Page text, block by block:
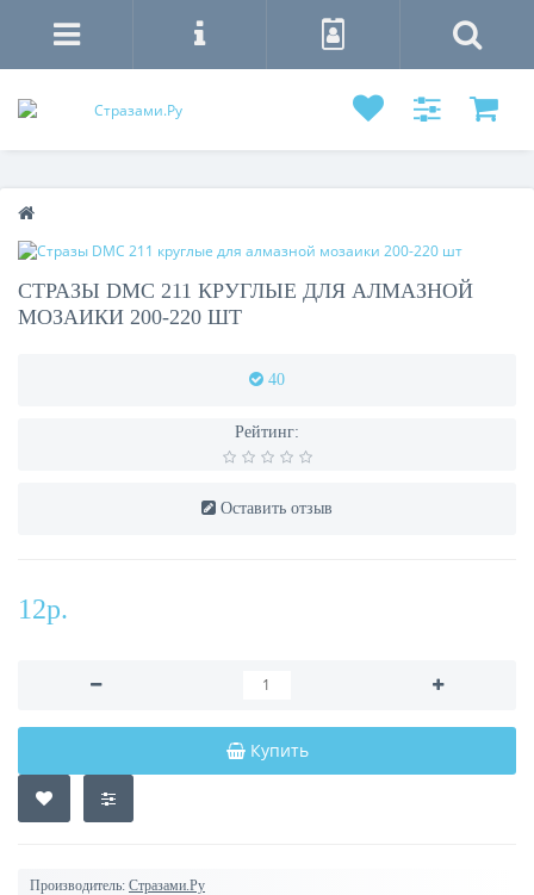
СТРАЗЫ DMC 211 КРУГЛЫЕ ДЛЯ АЛМАЗНОЙ
МОЗАИКИ 200-220 ШТ
40
Рейтинг:
Оставить отзыв
12р.
Купить
Производитель: Стразами.Ру